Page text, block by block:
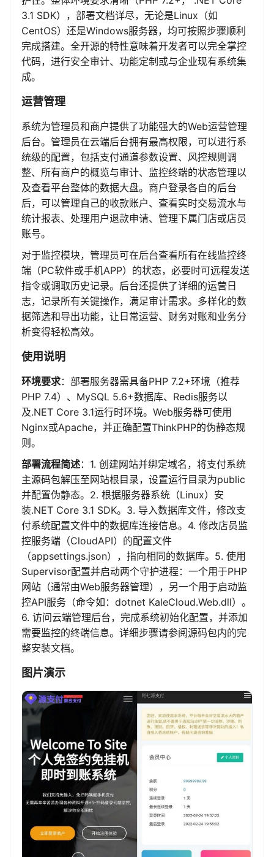
3.1 SDK），部署文档详尽，无论是Linux（如
CentOS）还是Windows服务器，均可按照步骤顺利
完成搭建。全开源的特性意味着开发者可以完全掌控
代码，进行安全审计、功能定制或与企业现有系统集
成。
运营管理
系统为管理员和商户提供了功能强大的Web运营管理
后台。管理员在云端后台拥有最高权限，可以进行系
统级的配置，包括支付通道参数设置、风控规则调
整、所有商户的概览与审计、监控终端的状态管理以
及查看平台整体的数据大盘。商户登录各自的后台
后，可以管理自己的收款账户、查看实时交易流水与
统计报表、处理用户退款申请、管理下属门店或店员
账号。
对于监控模块，管理员可在后台查看所有在线监控终
端（PC软件或手机APP）的状态，必要时可远程发送
指令或调取历史记录。后台还提供了详细的运营日
志，记录所有关键操作，满足审计需求。多样化的数
据筛选和导出功能，让日常运营、财务对账和业务分
析变得轻松高效。
使用说明
环境要求：部署服务器需具备PHP 7.2+环境（推荐
PHP 7.4）、MySQL 5.6+数据库、Redis服务以
及.NET Core 3.1运行时环境。Web服务器可使用
Nginx或Apache，并正确配置ThinkPHP的伪静态规
则。
部署流程简述：1. 创建网站并绑定域名，将支付系统
主源码包解压至网站根目录，设置运行目录为public
并配置伪静态。2. 根据服务器系统（Linux）安
装.NET Core 3.1 SDK。3. 导入数据库文件，修改支
付系统配置文件中的数据库连接信息。4. 修改店员监
控服务端（CloudAPI）的配置文件
（appsettings.json），指向相同的数据库。5. 使用
Supervisor配置并启动两个守护进程：一个用于PHP
网站（通常由Web服务器管理），另一个用于启动监
控API服务（命令如：dotnet KaleCloud.Web.dll）。
6. 访问云端管理后台，完成系统初始化配置，并添加
需要监控的终端信息。详细步骤请参阅源码包内的完
整安装文档。
图片演示